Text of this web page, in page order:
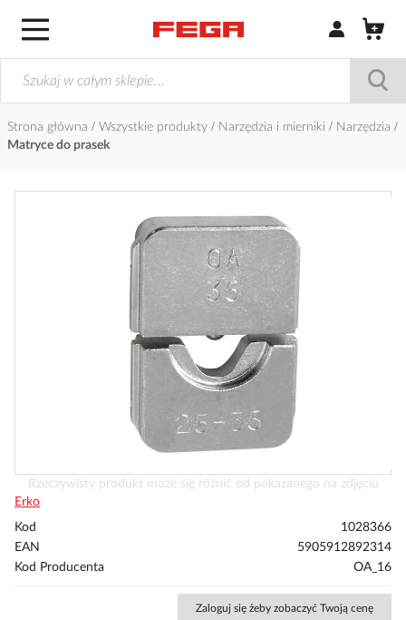
Zaloguj się /
Strona główna Wszystkie produkty Narzędzia i mierniki
Narzędzia
Matryce do prasek
Przejdź
na
początek
Rzeczywisty produkt może się różnić od pokazanego na zdjęciu
Erko
Kod
1028366
EAN
5905912892314
Kod Producenta
OA_16
Zaloguj się żeby zobaczyć Twoją cenę